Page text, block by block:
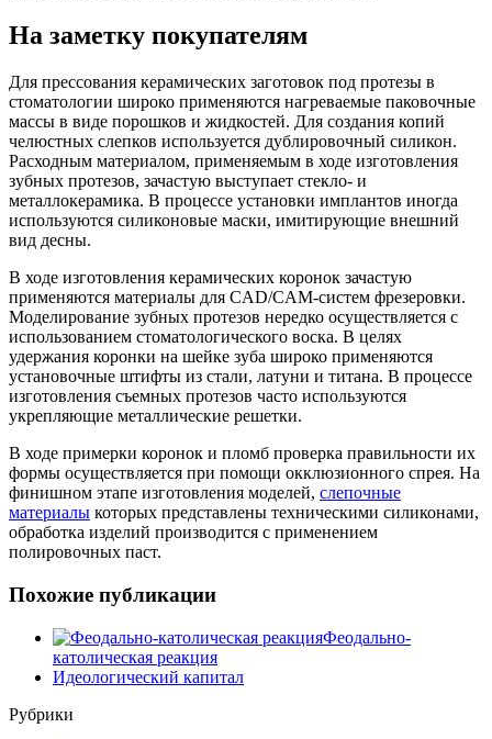
На заметку покупателям
Для прессования керамических заготовок под протезы в
стоматологии широко применяются нагреваемые паковочные
массы в виде порошков и жидкостей. Для создания копий
челюстных слепков используется дублировочный силикон.
Расходным материалом, применяемым в ходе изготовления
зубных протезов, зачастую выступает стекло- и
металлокерамика. В процессе установки имплантов иногда
используются силиконовые маски, имитирующие внешний
вид десны.
В ходе изготовления керамических коронок зачастую
применяются материалы для CAD/CAM-систем фрезеровки.
Моделирование зубных протезов нередко осуществляется с
использованием стоматологического воска. В целях
удержания коронки на шейке зуба широко применяются
установочные штифты из стали, латуни и титана. В процессе
изготовления съемных протезов часто используются
укрепляющие металлические решетки.
В ходе примерки коронок и пломб проверка правильности их
формы осуществляется при помощи окклюзионного спрея. На
финишном этапе изготовления моделей, слепочные
материалы которых представлены техническими силиконами,
обработка изделий производится с применением
полировочных паст.
Похожие публикации
Феодально-
католическая реакция
Идеологический капитал
Рубрики